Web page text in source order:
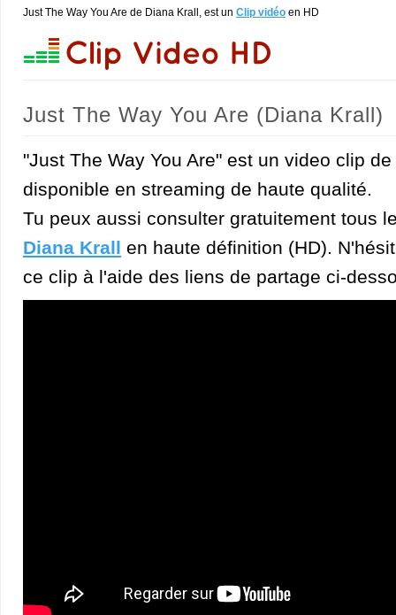
Just The Way You Are de Diana Krall, est un Clip vidéo en HD
Just The Way You Are (Diana Krall)
"Just The Way You Are" est un video clip
disponible en streaming de haute qualité.
Tu peux aussi consulter gratuitement tous
Diana Krall en haute définition (HD).
ce clip à l'aide des liens de partage ci-